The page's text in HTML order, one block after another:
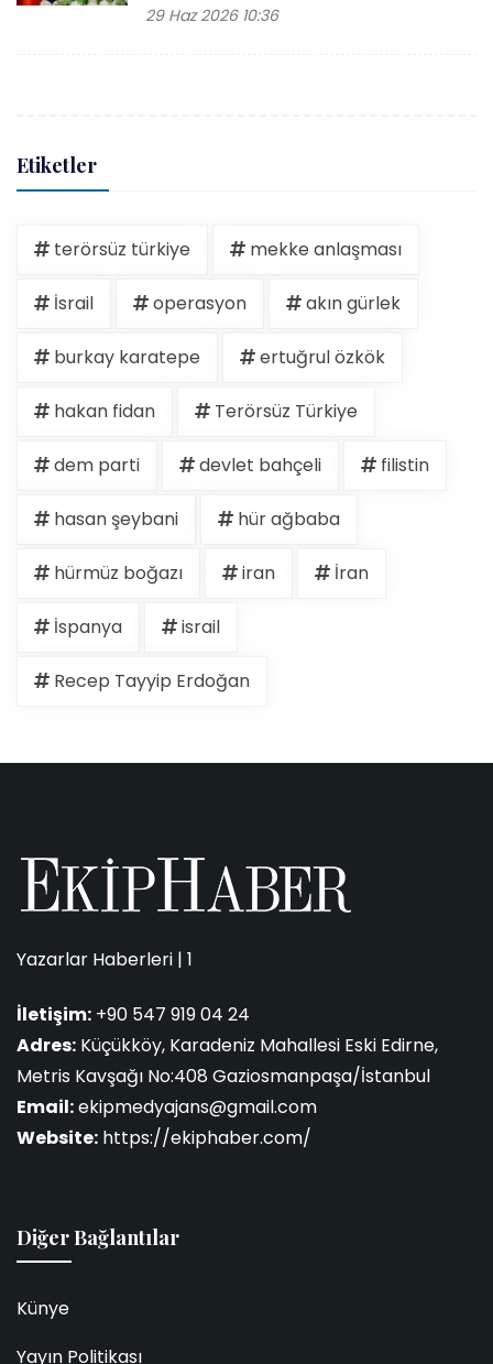
29 Haz 2026 10:36
Etiketler
terörsüz türkiye mekke anlaşması
İsrail operasyon akın gürlek
burkay karatepe ertuğrul özkök
hakan fidan Terörsüz Türkiye
dem parti devlet bahçeli filistin
hasan şeybani hür ağbaba
hürmüz boğazı iran İran
İspanya israil
Recep Tayyip Erdoğan
Yazarlar Haberleri | 1
İletişim: +90 547 919 04 24
Adres: Küçükköy, Karadeniz Mahallesi Eski Edirne,
Metris Kavşağı No:408 Gaziosmanpaşa/İstanbul
Email:ekipmedyajans@gmail.com
Website: https://ekiphaber.com/
Diğer Bağlantılar
Künye
Yayın Politikası